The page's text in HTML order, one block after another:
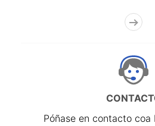
Póñase en contacto coa